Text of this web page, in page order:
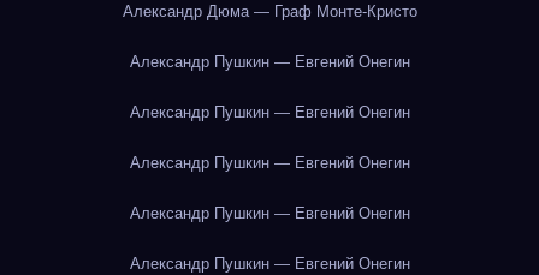
Александр Дюма — Граф Монте-Кристо
Александр Пушкин — Евгений Онегин
Александр Пушкин — Евгений Онегин
Александр Пушкин — Евгений Онегин
Александр Пушкин — Евгений Онегин
Александр Пушкин — Евгений Онегин